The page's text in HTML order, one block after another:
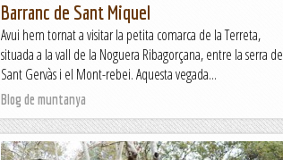
Barranc de Sant Miquel
Avui hem tornat a visitar la petita comarca de la Terreta,
situada a la vall de la Noguera Ribagorçana, entre la serra de
Sant Gervàs i el Mont-rebei. Aquesta vegada...
Blog de muntanya